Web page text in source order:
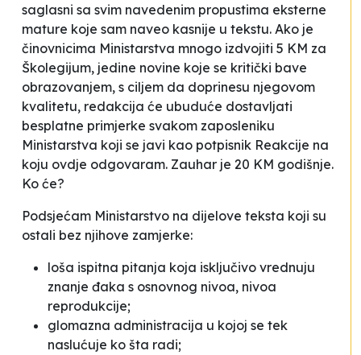
saglasni sa svim navedenim propustima eksterne
mature koje sam naveo kasnije u tekstu. Ako je
činovnicima Ministarstva mnogo izdvojiti 5 KM za
Školegijum, jedine novine koje se kritički bave
obrazovanjem, s ciljem da doprinesu njegovom
kvalitetu, redakcija će ubuduće dostavljati
besplatne primjerke svakom zaposleniku
Ministarstva koji se javi kao potpisnik Reakcije na
koju ovdje odgovaram. Zauhar je 20 KM godišnje.
Ko će?
Podsjećam Ministarstvo na dijelove teksta koji su
ostali bez njihove zamjerke:
loša ispitna pitanja koja isključivo vrednuju
znanje đaka s osnovnog nivoa, nivoa
reprodukcije;
glomazna administracija u kojoj se tek
naslućuje ko šta radi;